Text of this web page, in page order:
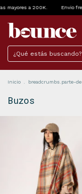
Envio free en compras
Inicio breadcrumbs.parte-
Buzos